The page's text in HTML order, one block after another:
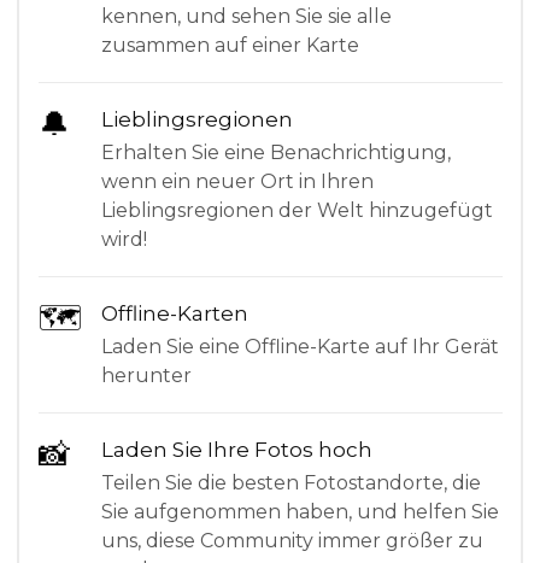
kennen, und sehen Sie sie alle
zusammen auf einer Karte
🔔 Lieblingsregionen
Erhalten Sie eine Benachrichtigung,
wenn ein neuer Ort in Ihren
Lieblingsregionen der Welt hinzugefügt
wird!
🗺 Offline-Karten
Laden Sie eine Offline-Karte auf Ihr Gerät
herunter
📸 Laden Sie Ihre Fotos hoch
Teilen Sie die besten Fotostandorte, die
Sie aufgenommen haben, und helfen Sie
uns, diese Community immer größer zu